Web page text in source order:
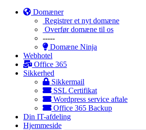
Domæner
Registrer et nyt domæne
Overfør domæne til os
-----
Domæne Ninja
Webhotel
Office 365
Sikkerhed
Sikkermail
SSL Certifikat
Wordpress service aftale
Office 365 Backup
Din IT-afdeling
Hjemmeside